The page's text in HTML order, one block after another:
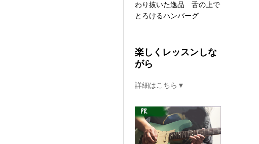
わり抜いた逸品 舌の上で
とろけるハンバーグ
楽しくレッスンしな
がら
詳細はこちら▼